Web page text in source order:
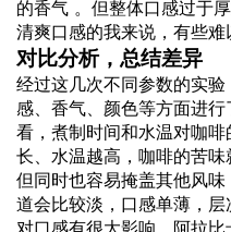
的香气 。但整体口感过于
清爽口感的我来说，有些难
对比分析，总结差异
经过这几次不同参数的实
感、香气、颜色等方面进
看，煮制时间和水温对咖
长、水温越高，咖啡的苦味
但同时也容易掩盖其他风
道会比较淡，口感单薄，